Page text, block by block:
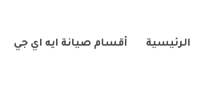
الرئيسية أقسام صيانة ايه اي جي